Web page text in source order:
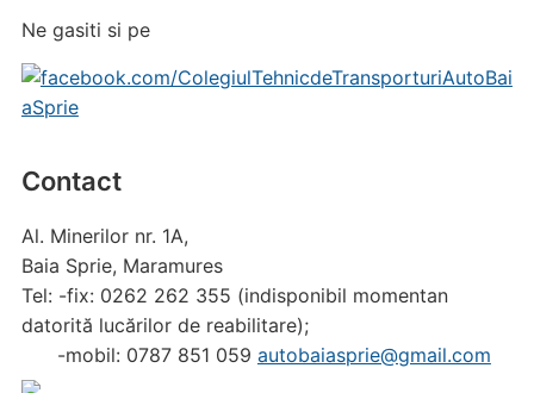
Ne gasiti si pe
Contact
Al. Minerilor nr. 1A,
Baia Sprie, Maramures
Tel: -fix: 0262 262 355 (indisponibil momentan
datorită lucărilor de reabilitare);
-mobil: 0787 851 059 autobaiasprie@gmail.com